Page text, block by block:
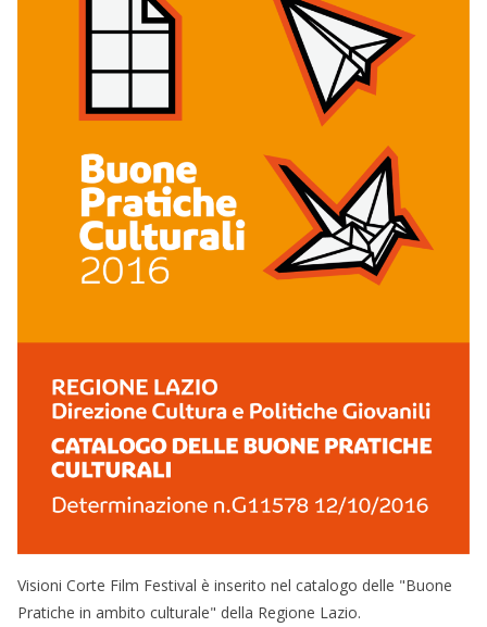
Visioni Corte Film Festival è inserito nel catalogo delle "Buone
Pratiche in ambito culturale" della Regione Lazio.